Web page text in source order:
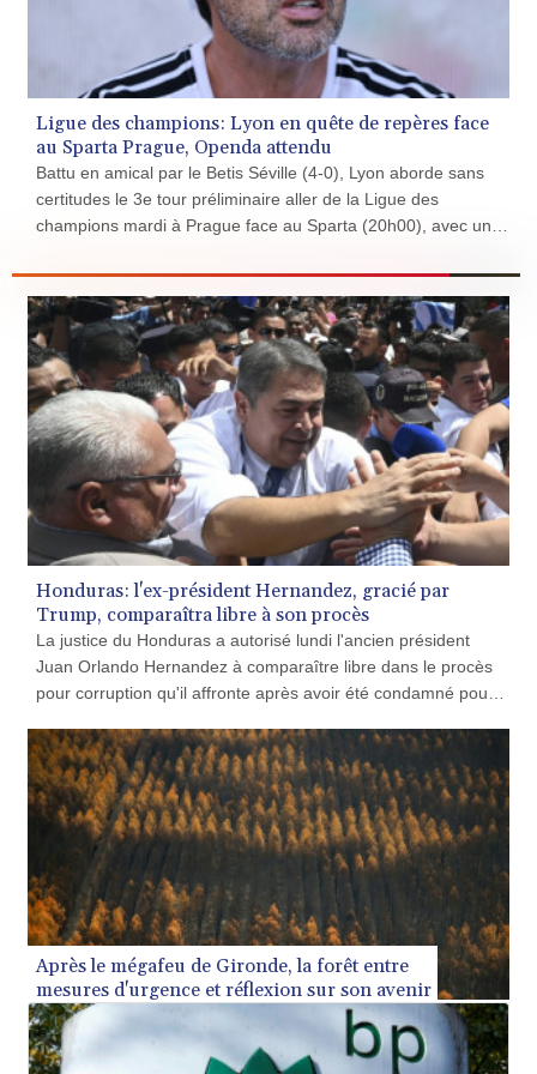
HKD 9.04099
HNL 30.88171
HRK 7.536585
HTG 150.649793
HUF 364.625083
IDR 20648.821428
ILS 3.46629
IMP 0.856077
INR 109.809273
1584474.640687
ISK 142.41109
JEP 0.856077
JMD 182.637459
JOD 0.81708
JPY 182.544457
KES 149.083075
KGS 100.783234
KHR 4675.235131
KMF 492.105126
KWD 0.356874
KYD 0.960205
LAK 26033.64904
LBP
103179.229954
LKR 387.028882
LRD 207.974585
LSL 18.793369
LTL 3.402947
LVL 0.697118
MAD 10.750192
MDL 20.047704
MGA 4953.772522
MKD 61.427977
MMK 2419.54797
MNT 4144.10128
Ligue des champions: Lyon en quête de repères face
au Sparta Prague, Openda attendu
Battu en amical par le Betis Séville (4-0), Lyon aborde sans
certitudes le 3e tour préliminaire aller de la Ligue des
champions mardi à Prague face au Sparta (20h00), avec un
pour dynamiser l'attaque.
Après le mégafeu de Gironde, la forêt entre
mesures d'urgence et réflexion sur son avenir
Honduras: l'ex-président Hernandez, gracié par
Trump, comparaîtra libre à son procès
La justice du Honduras a autorisé lundi l'ancien président
Juan Orlando Hernandez à comparaître libre dans le procès
pour corruption qu'il affronte après avoir été condamné pour
Trump.